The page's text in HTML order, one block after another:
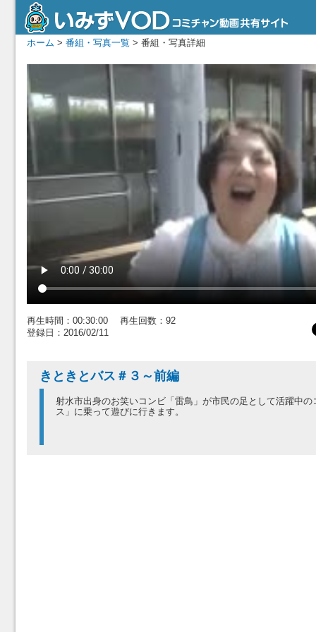
ホーム > 番組・写真一覧 > 番組・写真詳細
再生時間：00:30:00 再生回数：92
登録日：2016/02/11
きときとバス＃３～前編
射水市出身のお笑いコンビ「雷鳥」が市民の足として活躍中
ス」に乗って遊びに行きます。